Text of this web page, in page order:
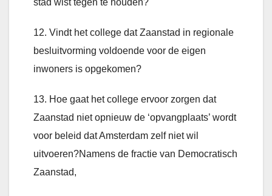
12. Vindt het college dat Zaanstad in regionale
besluitvorming voldoende voor de eigen
inwoners is opgekomen?
13. Hoe gaat het college ervoor zorgen dat
Zaanstad niet opnieuw de ‘opvangplaats’ wordt
voor beleid dat Amsterdam zelf niet wil
uitvoeren?Namens de fractie van Democratisch
Zaanstad,